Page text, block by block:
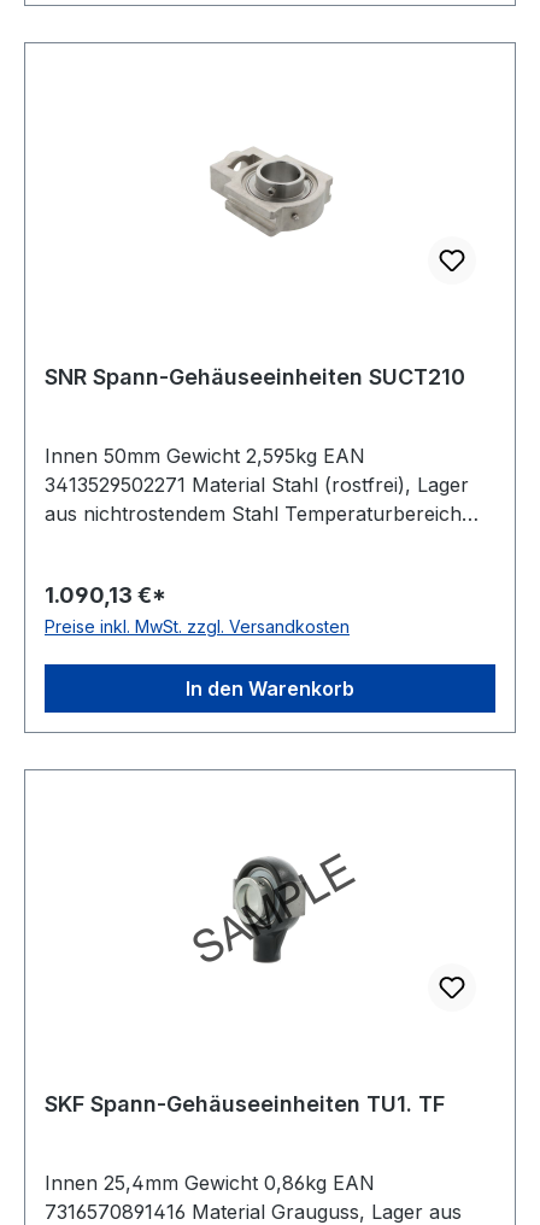
SNR Spann-Gehäuseeinheiten SUCT210
Innen 50mm Gewicht 2,595kg EAN
3413529502271 Material Stahl (rostfrei), Lager
aus nichtrostendem Stahl Temperaturbereich
Dichtung einfache Dichtung Farbe silber
1.090,13 €*
Preise inkl. MwSt. zzgl. Versandkosten
In den Warenkorb
SKF Spann-Gehäuseeinheiten TU1. TF
Innen 25,4mm Gewicht 0,86kg EAN
7316570891416 Material Grauguss, Lager aus